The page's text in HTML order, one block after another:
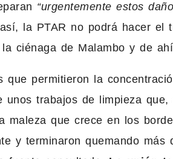
“urgentemente estos
así, la PTAR no podrá hacer el
ciénaga de Malambo y de
que permitieron la
unos trabajos de limpieza
maleza que crece en los
y terminaron quemando